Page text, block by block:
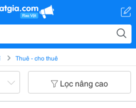
Thuê - cho thuê
Lọc nâng cao